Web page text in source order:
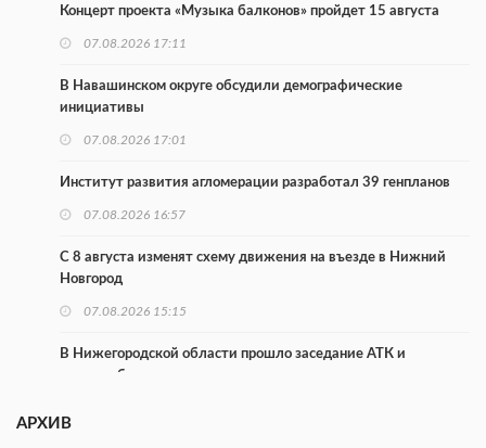
Концерт проекта «Музыка балконов» пройдет 15 августа
07.08.2026 17:11
В Навашинском округе обсудили демографические
инициативы
07.08.2026 17:01
Институт развития агломерации разработал 39 генпланов
07.08.2026 16:57
С 8 августа изменят схему движения на въезде в Нижний
Новгород
07.08.2026 15:15
В Нижегородской области прошло заседание АТК и
оперштаба
АРХИВ